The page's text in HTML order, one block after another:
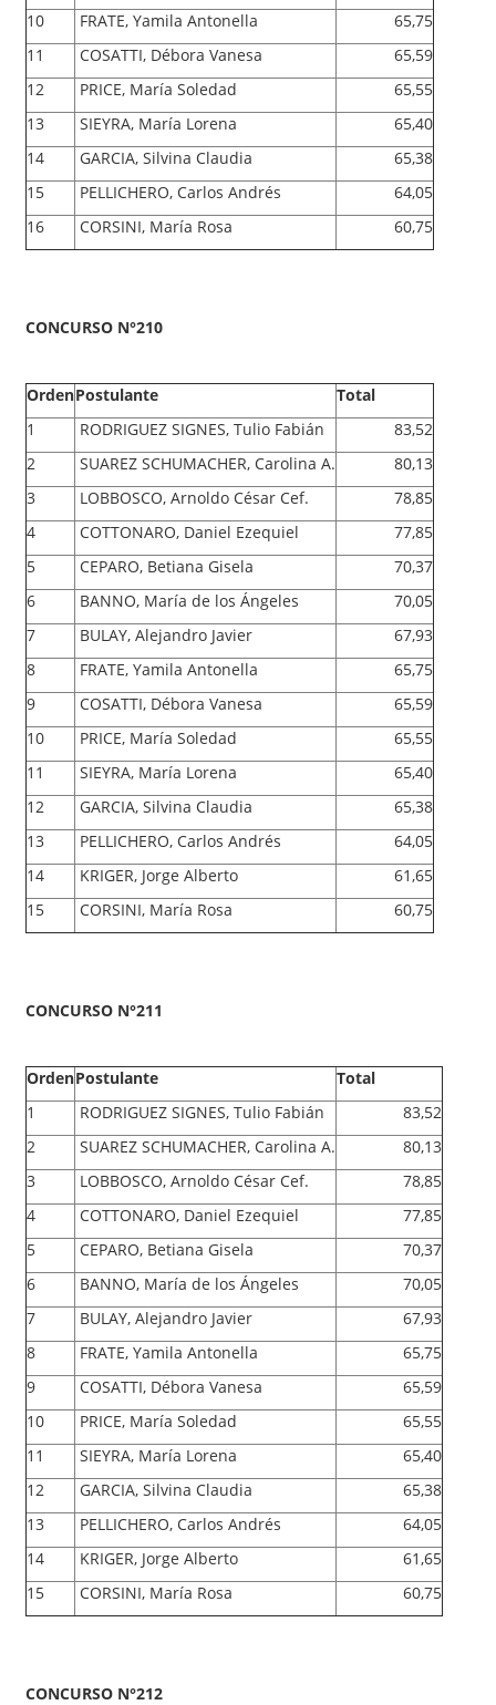
10 FRATE, Yamila Antonella
65,75
11
COSATTI, Débora Vanesa
65,59
12
PRICE, María Soledad
65,55
13
SIEYRA, María Lorena
65,40
14
GARCIA, Silvina Claudia
65,38
15
PELLICHERO, Carlos Andrés
64,05
16
CORSINI, María Rosa 60,75
CONCURSO N°210
OrdenPostulante
Total
1
RODRIGUEZ SIGNES, Tulio Fabián
83,52
2
SUAREZ SCHUMACHER, Carolina A.
80,13
3
LOBBOSCO, Arnoldo César Cef.
78,85
4
COTTONARO, Daniel Ezequiel
77,85
5
CEPARO, Betiana Gisela
70,37
6
BANNO, María de los Ángeles
70,05
7
BULAY, Alejandro Javier
67,93
8
FRATE, Yamila Antonella
65,75
9
COSATTI, Débora Vanesa
65,59
10
PRICE, María Soledad
65,55
11
SIEYRA, María Lorena
65,40
12
GARCIA, Silvina Claudia
65,38
13
PELLICHERO, Carlos Andrés
64,05
14
KRIGER, Jorge Alberto
61,65
15
CORSINI, María Rosa 60,75
CONCURSO N°211
OrdenPostulante
Total
1
RODRIGUEZ SIGNES, Tulio Fabián
83,52
2
SUAREZ SCHUMACHER, Carolina A.
80,13
3
LOBBOSCO, Arnoldo César Cef.
78,85
4
COTTONARO, Daniel Ezequiel
77,85
5
CEPARO, Betiana Gisela
70,37
6
BANNO, María de los Ángeles
70,05
7
BULAY, Alejandro Javier
67,93
8
FRATE, Yamila Antonella
65,75
9
COSATTI, Débora Vanesa
65,59
10
PRICE, María Soledad
65,55
11
SIEYRA, María Lorena
65,40
12
GARCIA, Silvina Claudia
65,38
13
PELLICHERO, Carlos Andrés
64,05
14
KRIGER, Jorge Alberto
61,65
15
CORSINI, María Rosa 60,75
CONCURSO N°212